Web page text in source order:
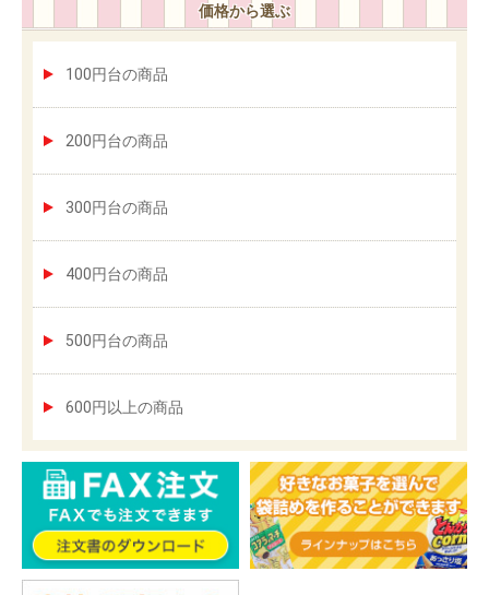
価格から選ぶ
100円台の商品
200円台の商品
300円台の商品
400円台の商品
500円台の商品
600円以上の商品